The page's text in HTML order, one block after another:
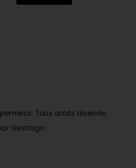
Tous droits réservés.
Gestrago